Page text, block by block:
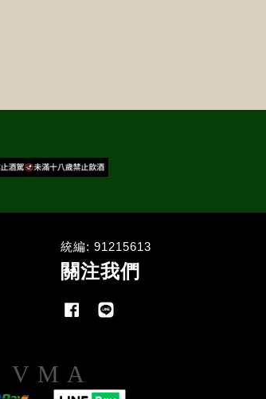
統編: 91215613
關注我們
Facebook
Visa Master
Express